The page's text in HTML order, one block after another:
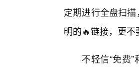
定期进行全盘扫
明的🔥链接，更
不轻信“免费